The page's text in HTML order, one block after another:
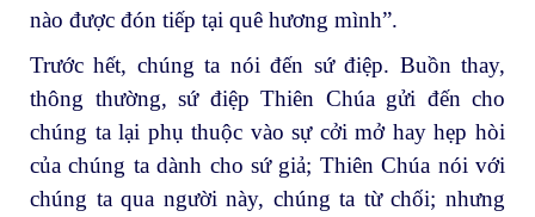
nào được đón tiếp tại quê hương mình”.
Trước hết, chúng ta nói đến sứ điệp. Buồn thay,
thông thường, sứ điệp Thiên Chúa gửi đến cho
chúng ta lại phụ thuộc vào sự cởi mở hay hẹp hòi
của chúng ta dành cho sứ giả; Thiên Chúa nói với
chúng ta qua người này, chúng ta từ chối; nhưng